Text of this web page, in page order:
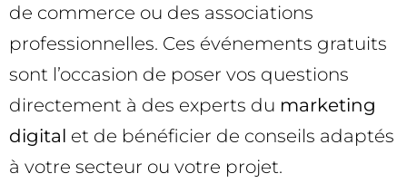
de commerce ou des associations
professionnelles. Ces événements gratuits
sont l’occasion de poser vos questions
directement à des experts du marketing
digital et de bénéficier de conseils adaptés
à votre secteur ou votre projet.